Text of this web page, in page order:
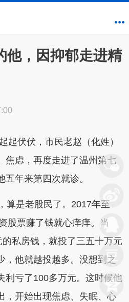
他，因抑郁走进精
伏伏，市民老赵（化姓）
焦虑，再度走进了温州第七
年来第四次就诊。
是老股民了。2017年至
股票赚了钱就心痒痒。当
私房钱，就投了三五十万元
，他就越投越多。没想到之
利亏了100多万元。这时候他
，开始出现焦虑、失眠、心